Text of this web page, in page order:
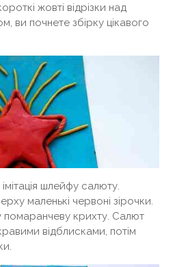
жовті відрізки над
ви почнете збірку цікавого
шлейфу салюту.
маленькі червоні зірочки.
помаранчеву крихту. Салют
відблисками, потім